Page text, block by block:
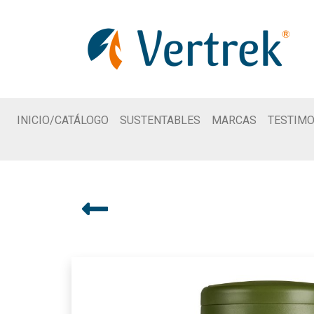
INICIO/CATÁLOGO SUSTENTABLES MARCAS